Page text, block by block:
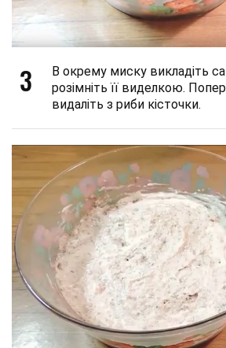
3
В окрему миску викладіть
розімніть її виделкою.
видаліть з риби кісточки.